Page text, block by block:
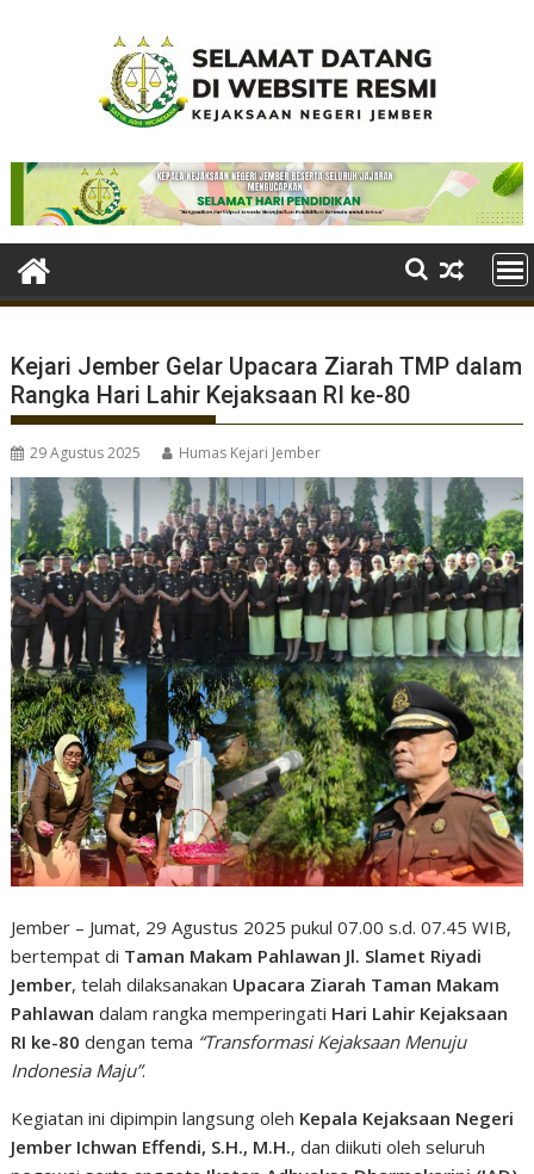
Kejari Jember Gelar Upacara Ziarah TMP dalam
Rangka Hari Lahir Kejaksaan RI ke-80
29 Agustus 2025 Humas Kejari Jember
Jember – Jumat, 29 Agustus 2025 pukul 07.00 s.d. 07.45 WIB,
bertempat di Taman Makam Pahlawan Jl. Slamet Riyadi
Jember, telah dilaksanakan Upacara Ziarah Taman Makam
Pahlawan dalam rangka memperingati Hari Lahir Kejaksaan
RI ke-80 dengan tema “Transformasi Kejaksaan Menuju
Indonesia Maju”.
Kegiatan ini dipimpin langsung oleh Kepala Kejaksaan Negeri
Jember Ichwan Effendi, S.H., M.H., dan diikuti oleh seluruh